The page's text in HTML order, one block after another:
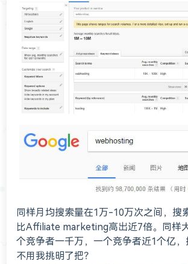
同样月均搜索量在1万-10万次之间，搜
比Affiliate marketing高出近7倍。同样
个竞争者一千万，一个竞争者近1个亿
不用我挑明了把？